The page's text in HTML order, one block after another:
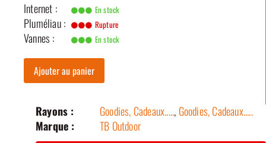
Internet : En stock
Pluméliau : Rupture
Vannes : En stock
Ajouter au panier
Rayons : Goodies, Cadeaux....., Goodies, Cadeaux.....
Marque :
TB Outdoor